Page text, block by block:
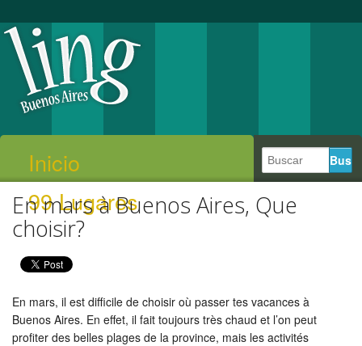
Inicio
99 Lugares
En mars à Buenos Aires, Que
choisir?
En mars, il est difficile de choisir où passer tes vacances à
Buenos Aires. En effet, il fait toujours très chaud et l’on peut
profiter des belles plages de la province, mais les activités